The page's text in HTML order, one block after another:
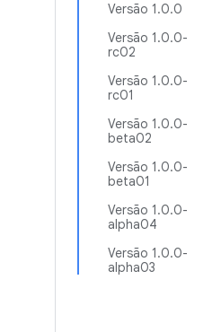
Versão 1.0.0
Versão 1.0.0-
rc02
Versão 1.0.0-
rc01
Versão 1.0.0-
beta02
Versão 1.0.0-
beta01
Versão 1.0.0-
alpha04
Versão 1.0.0-
alpha03